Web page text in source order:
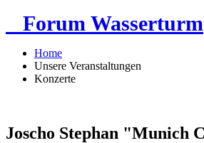
Forum Wasserturm
Home
Unsere Veranstaltungen
Konzerte
Joscho Stephan "Munich